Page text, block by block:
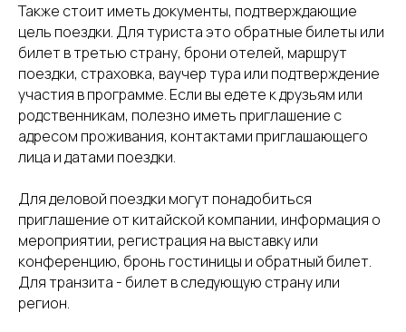
Также стоит иметь документы, подтверждающие
цель поездки. Для туриста это обратные билеты или
билет в третью страну, брони отелей, маршрут
поездки, страховка, ваучер тура или подтверждение
участия в программе. Если вы едете к друзьям или
родственникам, полезно иметь приглашение с
адресом проживания, контактами приглашающего
лица и датами поездки.
Для деловой поездки могут понадобиться
приглашение от китайской компании, информация о
мероприятии, регистрация на выставку или
конференцию, бронь гостиницы и обратный билет.
Для транзита - билет в следующую страну или
регион.